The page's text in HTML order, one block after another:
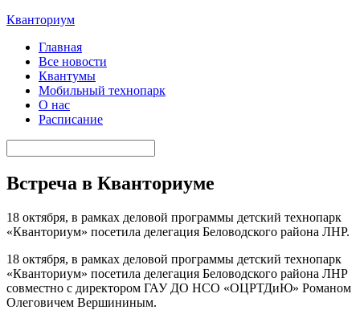
Кванториум
Главная
Все новости
Квантумы
Мобильный технопарк
О нас
Расписание
Встреча в Кванториуме
18 октября, в рамках деловой программы детский технопарк
«Кванториум» посетила делегация Беловодского района ЛНР.
18 октября, в рамках деловой программы детский технопарк
«Кванториум» посетила делегация Беловодского района ЛНР
совместно с директором ГАУ ДО НСО «ОЦРТДиЮ» Романом
Олеговичем Вершининым.